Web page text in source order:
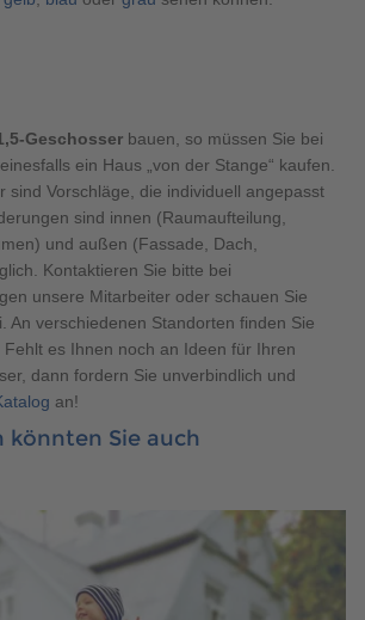
Geschosser bauen, so müssen Sie bei
ein Haus „von der Stange“ kaufen.
sind Vorschläge, die individuell angepasst
sind innen (Raumaufteilung,
und außen (Fassade, Dach,
Kontaktieren Sie bitte bei
unsere Mitarbeiter oder schauen Sie
An verschiedenen Standorten finden Sie
Fehlt es Ihnen noch an Ideen für Ihren
dann fordern Sie unverbindlich und
an!
könnten Sie auch